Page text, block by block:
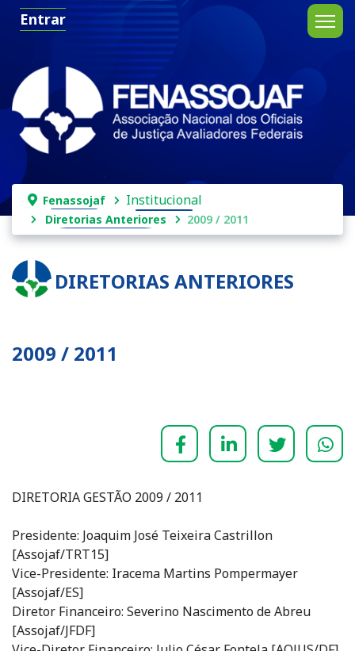
Entrar
DIRETORIAS ANTERIORES
Fenassojaf Institucional
Diretorias Anteriores 2009 / 2011
2009 / 2011
DIRETORIA GESTÃO 2009 / 2011
Presidente: Joaquim José Teixeira Castrillon
[Assojaf/TRT15]
Vice-Presidente: Iracema Martins Pompermayer
[Assojaf/ES]
Diretor Financeiro: Severino Nascimento de Abreu
[Assojaf/JFDF]